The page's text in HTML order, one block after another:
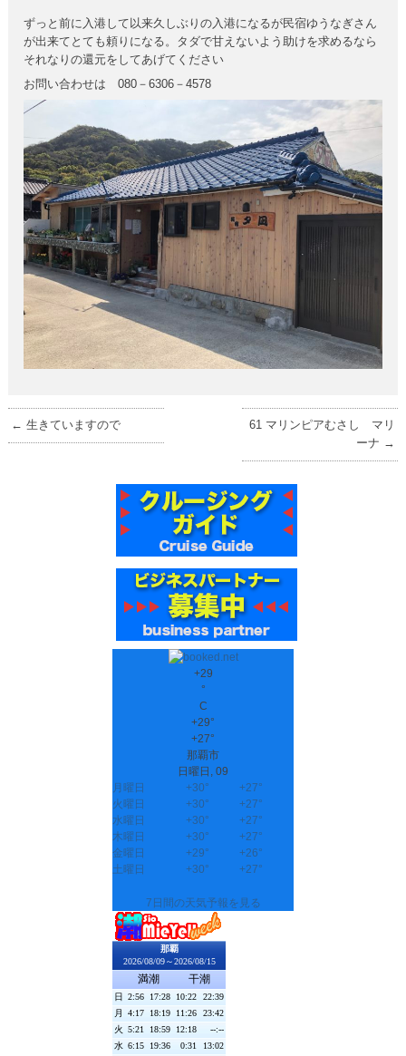
ずっと前に入港して以来久しぶりの入港になるが民宿ゆうなぎさん
が出来てとても頼りになる。タダで甘えないよう助けを求めるなら
それなりの還元をしてあげてください
お問い合わせは 080－6306－4578
← 生きていますので
61 マリンピアむさし マリ
ーナ →
+29
°
C
+29°
+27°
那覇市
日曜日, 09
月曜日
+30° +27°
火曜日
+30° +27°
水曜日
+30° +27°
木曜日
+30° +27°
金曜日
+29° +26°
土曜日
+30° +27°
7日間の天気予報を見る